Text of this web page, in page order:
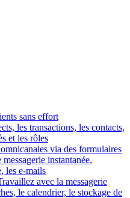
sans effort
les transactions, les contacts,
et les rôles
via des formulaires
instantanée,
les e-mails
avec la messagerie
le calendrier, le stockage de